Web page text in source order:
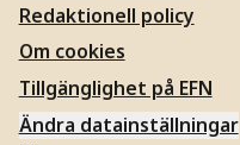
Redaktionell policy
Om cookies
Tillgänglighet på EFN
Ändra datainställningar